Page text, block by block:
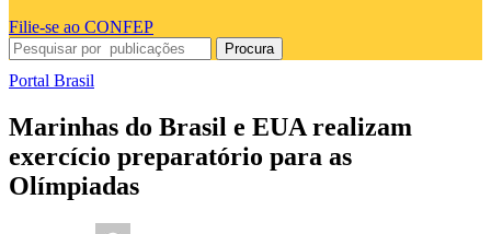
Filie-se ao CONFEP
Procura
Portal Brasil
Marinhas do Brasil e EUA realizam
exercício preparatório para as
Olímpiadas